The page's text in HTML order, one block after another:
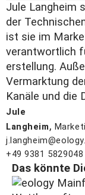
Jule Langheim
der
ist sie im
verantwortlich
erstellung.
Vermarktung
Kanäle und die
Jule
Langheim,
+49 9381 5829048
Das könnte